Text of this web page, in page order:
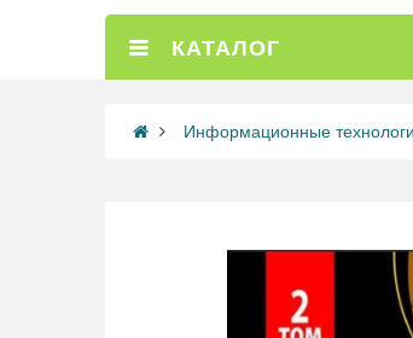
КАТАЛОГ
Информационные